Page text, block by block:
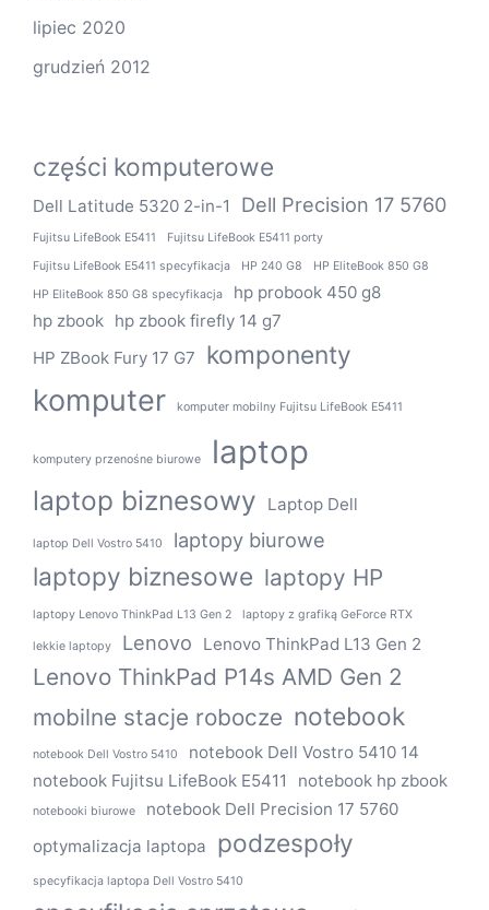
lipiec 2020
grudzień 2012
części komputerowe
Dell Latitude 5320 2-in-1 Dell Precision 17 5760
Fujitsu LifeBook E5411
Fujitsu LifeBook E5411 porty
Fujitsu LifeBook E5411 specyfikacja
HP 240 G8
HP EliteBook 850 G8
HP EliteBook 850 G8 specyfikacja
hp probook 450 g8
hp zbook hp zbook firefly 14 g7
HP ZBook Fury 17 G7
komponenty
komputer komputer mobilny Fujitsu LifeBook E5411
komputery przenośne biurowe laptop
laptop biznesowy Laptop Dell
laptop Dell Vostro 5410 laptopy biurowe
laptopy biznesowe laptopy HP
laptopy Lenovo ThinkPad L13 Gen 2 laptopy z grafiką GeForce RTX
lekkie laptopy Lenovo Lenovo ThinkPad L13 Gen 2
Lenovo ThinkPad P14s AMD Gen 2
mobilne stacje robocze notebook
notebook Dell Vostro 5410
notebook Dell Vostro 5410 14
notebook Fujitsu LifeBook E5411
notebook hp zbook
notebooki biurowe
notebook Dell Precision 17 5760
optymalizacja laptopa
podzespoły
specyfikacja laptopa Dell Vostro 5410